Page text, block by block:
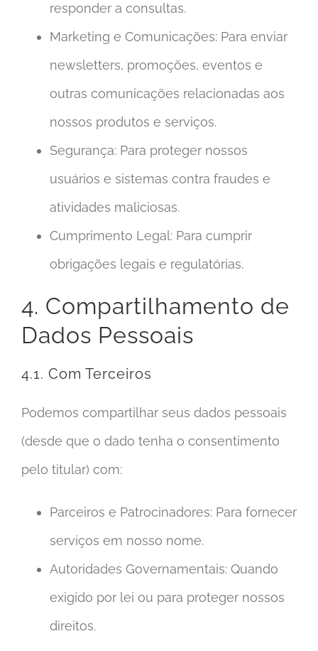
responder a consultas.
Marketing e Comunicações: Para enviar
newsletters, promoções, eventos e
outras comunicações relacionadas aos
nossos produtos e serviços.
Segurança: Para proteger nossos
usuários e sistemas contra fraudes e
atividades maliciosas.
Cumprimento Legal: Para cumprir
obrigações legais e regulatórias.
4. Compartilhamento de
Dados Pessoais
4.1. Com Terceiros
Podemos compartilhar seus dados pessoais
(desde que o dado tenha o consentimento
pelo titular) com:
Parceiros e Patrocinadores: Para fornecer
serviços em nosso nome.
Autoridades Governamentais: Quando
exigido por lei ou para proteger nossos
direitos.